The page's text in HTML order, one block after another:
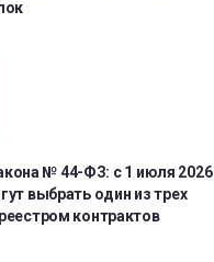
№ 44-ФЗ: с 1 июля 2026
выбрать один из трех
контрактов